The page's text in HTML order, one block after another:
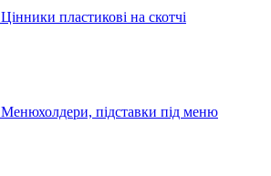
Цінники пластикові на скотчі
Менюхолдери, підставки під меню